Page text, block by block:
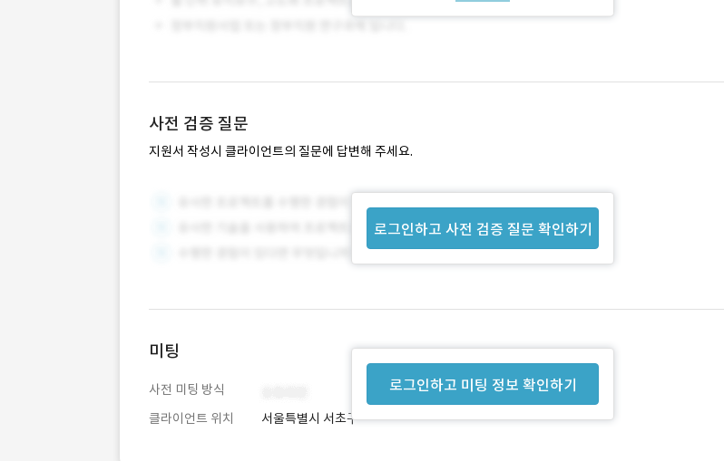
사전 검증 질문
지원서 작성시 클라이언트의 질문에 답변해 주세요.
로그인하고 사전 검증 질문 확인하기
로그인하고 미팅 정보 확인하기
미팅
사전 미팅 방식
클라이언트 위치
서울특별시 서초구